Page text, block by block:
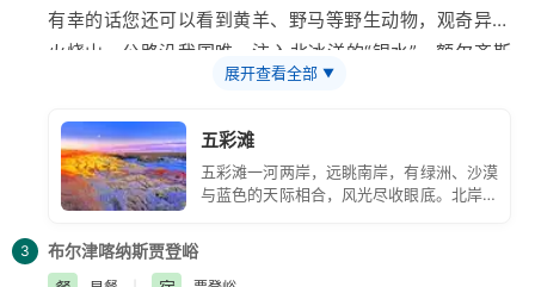
有幸的话您还可以看到黄羊、野马等野生动物，观奇异的
火烧山 ，公路沿我国唯一注入北冰洋的“银水”— 额尔齐斯
五彩滩景区（门票50元/人，区间车70
元/人，）那就是以神秘、壮美而著称的五彩河岸，是
疆著名的风蚀雅丹地貌。晚抵布尔津，布尔津县因布尔津
河而得名，可于晚间逛布尔津夜市，自费品尝额河烤鱼。
展开查看全部 ▼
五彩滩
五彩滩一河两岸，远眺南岸，有绿洲、沙漠
与蓝色的天际相合，风光尽收眼底。北岸有
3 布尔津喀纳斯贾登峪